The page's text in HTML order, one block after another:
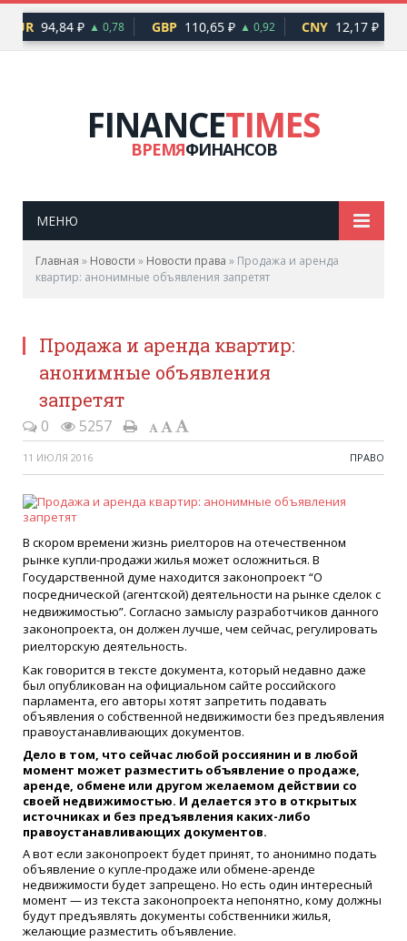
EUR 94,84 ₽ ▲ 0,78 GBP 110,65 ₽ ▲ 0,92 CNY 12,17 ₽ ▲
FINANCETIMES
ВРЕМЯФИНАНСОВ
МЕНЮ
Главная » Новости » Новости права » Продажа и аренда
квартир: анонимные объявления запретят
Продажа и аренда квартир:
анонимные объявления
запретят
0 5257
11 ИЮЛЯ 2016 ПРАВО
В скором времени жизнь риелторов на отечественном
рынке купли-продажи жилья может осложниться. В
Государственной думе находится законопроект “О
посреднической (агентской) деятельности на рынке сделок с
недвижимостью”. Согласно замыслу разработчиков данного
законопроекта, он должен лучше, чем сейчас, регулировать
риелторскую деятельность.
Как говорится в тексте документа, который недавно даже
был опубликован на официальном сайте российского
парламента, его авторы хотят запретить подавать
объявления о собственной недвижимости без предъявления
правоустанавливающих документов.
Дело в том, что сейчас любой россиянин и в любой
момент может разместить объявление о продаже,
аренде, обмене или другом желаемом действии со
своей недвижимостью. И делается это в открытых
источниках и без предъявления каких-либо
правоустанавливающих документов.
А вот если законопроект будет принят, то анонимно подать
объявление о купле-продаже или обмене-аренде
недвижимости будет запрещено. Но есть один интересный
момент — из текста законопроекта непонятно, кому должны
будут предъявлять документы собственники жилья,
желающие разместить объявление.